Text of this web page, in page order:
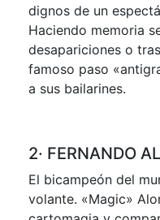
dignos de un
Haciendo memoria
desapariciones o
famoso paso
a sus bailarines.
2· FERNANDO
El bicampeón del
volante. «Magic»